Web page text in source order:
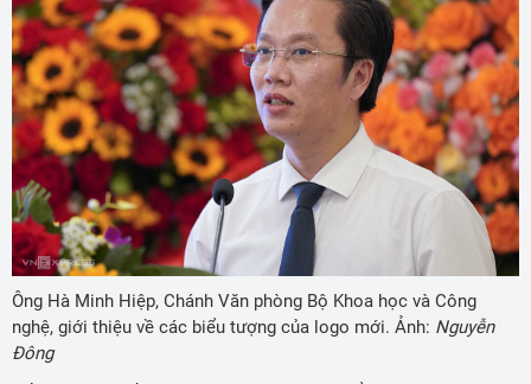
Ông Hà Minh Hiệp, Chánh Văn phòng Bộ Khoa học và Công
nghệ, giới thiệu về các biểu tượng của logo mới. Ảnh: Nguyễn
Đông